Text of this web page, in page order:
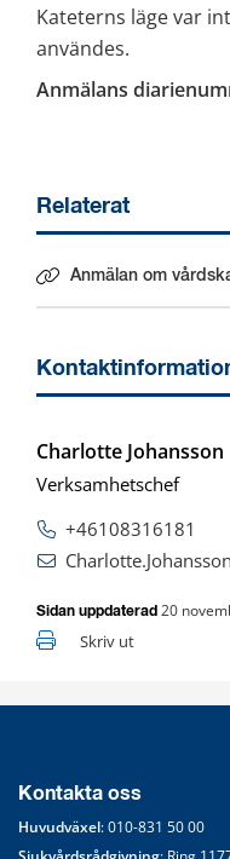
Kateterns läge var
användes.
Anmälans
Relaterat
Anmälan om
Länk till annan
Charlotte Johansson
Verksamhetschef
+46108316181
Sidan uppdaterad 20
Skriv ut
Kontakta oss
Huvudväxel: 010-831 50 00